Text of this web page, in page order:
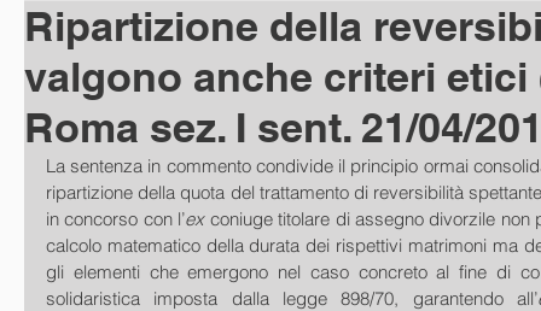
Ripartizione della
valgono anche criteri etici
Roma sez. I sent. 21/04/
La sentenza in commento condivide il principio ormai
ripartizione della quota del trattamento di reversibilità
in concorso con l’ex coniuge titolare di assegno divorzile non
calcolo matematico della durata dei rispettivi matrimoni ma
gli elementi che emergono nel caso concreto al fine di
solidaristica imposta dalla legge 898/70, garantendo all’